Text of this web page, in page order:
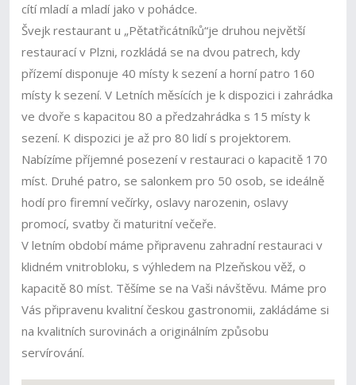
cítí mladí a mladí jako v pohádce.
Švejk restaurant u „Pětatřicátníků“je druhou největší
restaurací v Plzni, rozkládá se na dvou patrech, kdy
přízemí disponuje 40 místy k sezení a horní patro 160
místy k sezení. V Letních měsících je k dispozici i zahrádka
ve dvoře s kapacitou 80 a předzahrádka s 15 místy k
sezení. K dispozici je až pro 80 lidí s projektorem.
Nabízíme příjemné posezení v restauraci o kapacitě 170
míst. Druhé patro, se salonkem pro 50 osob, se ideálně
hodí pro firemní večírky, oslavy narozenin, oslavy
promocí, svatby či maturitní večeře.
V letním období máme připravenu zahradní restauraci v
klidném vnitrobloku, s výhledem na Plzeňskou věž, o
kapacitě 80 míst. Těšíme se na Vaši návštěvu. Máme pro
Vás připravenu kvalitní českou gastronomii, zakládáme si
na kvalitních surovinách a originálním způsobu
servírování.